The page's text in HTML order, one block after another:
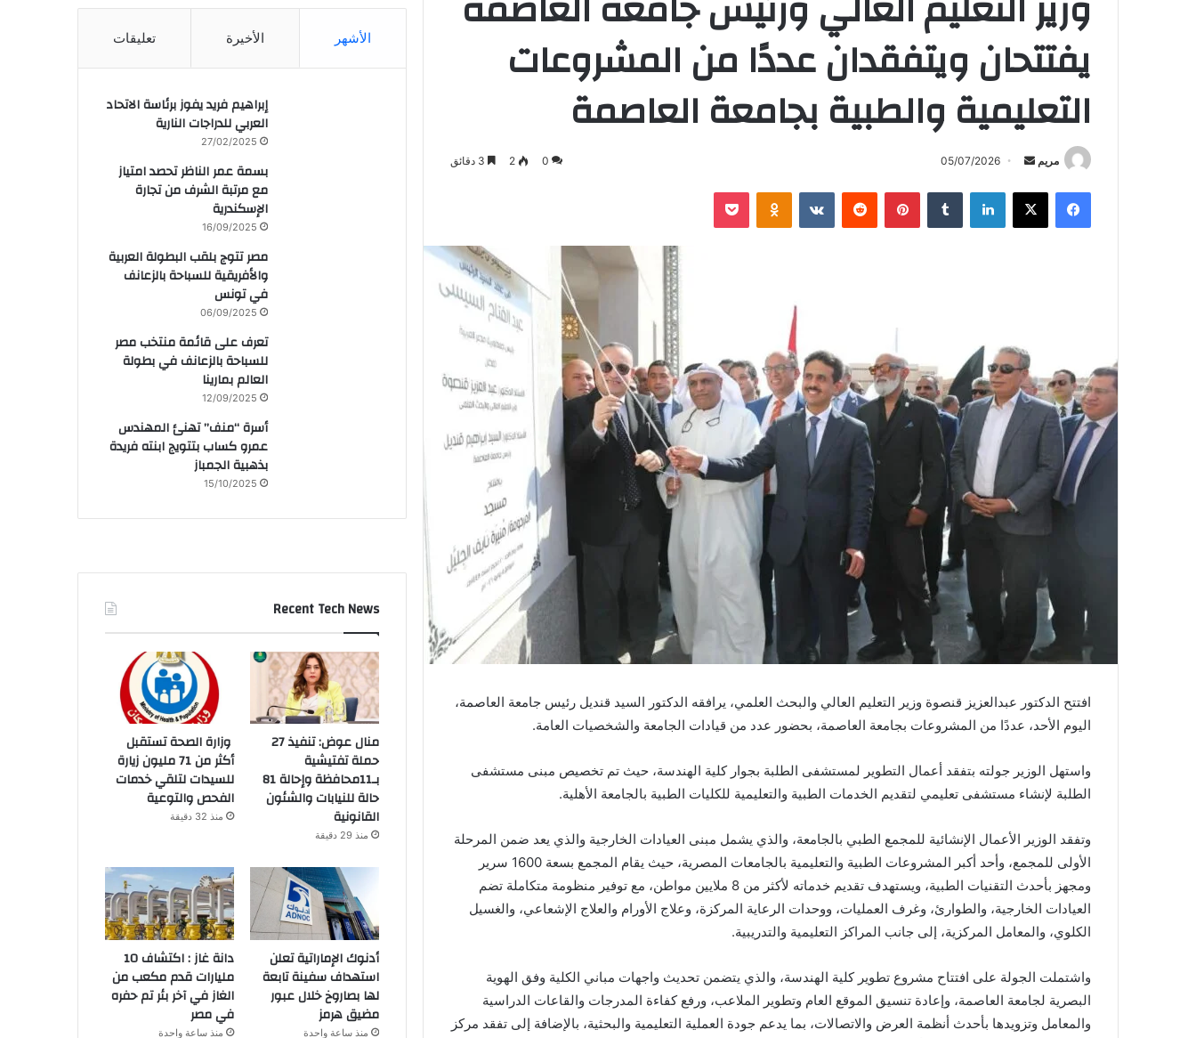
يفتتحان ويتفقدان عددًا من المشروعات
التعليمية والطبية بجامعة العاصمة
مريم
أرسل 05/07/2026
0
2
فيسبوك X لينكدإن بينتيريست Odnoklassniki
بوكيت
افتتح الدكتور عبدالعزيز قنصوة وزير التعليم العالي والبحث العلمي، يرافقه الدكتور السيد قنديل رئيس جامعة العاصمة،
اليوم الأحد، عددًا من المشروعات بجامعة العاصمة، بحضور عدد من قيادات الجامعة والشخصيات العامة.
واستهل الوزير جولته بتفقد أعمال التطوير لمستشفى الطلبة بجوار كلية الهندسة، حيث تم تخصيص مبنى مستشفى
الطلبة لإنشاء مستشفى تعليمي لتقديم الخدمات الطبية والتعليمية للكليات الطبية بالجامعة الأهلية.
وتفقد الوزير الأعمال الإنشائية للمجمع الطبي بالجامعة، والذي يشمل مبنى العيادات الخارجية والذي يعد ضمن المرحلة
الأولى للمجمع، وأحد أكبر المشروعات الطبية والتعليمية بالجامعات المصرية، حيث يقام المجمع بسعة 1600 سرير
ومجهز بأحدث التقنيات الطبية، ويستهدف تقديم خدماته لأكثر من 8 ملايين مواطن، مع توفير منظومة متكاملة تضم
العيادات الخارجية، والطوارئ، وغرف العمليات، ووحدات الرعاية المركزة، وعلاج الأورام والعلاج الإشعاعي، والغسيل
الكلوي، والمعامل المركزية، إلى جانب المراكز التعليمية والتدريبية.
واشتملت الجولة على افتتاح مشروع تطوير كلية الهندسة، والذي يتضمن تحديث واجهات مباني الكلية وفق الهوية
البصرية لجامعة العاصمة، وإعادة تنسيق الموقع العام وتطوير الملاعب، ورفع كفاءة المدرجات والقاعات الدراسية
والمعامل وتزويدها بأحدث أنظمة العرض والاتصالات، بما يدعم جودة العملية التعليمية والبحثية، بالإضافة إلى تفقد مركز
الأشهر الأخيرة تعليقات
إبراهيم فريد يفوز برئاسة الاتحاد
العربي للدراجات النارية
27/02/2025
بسمة عمر الناظر تحصد امتياز
مع مرتبة الشرف من تجارة
الإسكندرية
16/09/2025
مصر تتوج بلقب البطولة العربية
والأفريقية للسباحة بالزعانف
في تونس
06/09/2025
تعرف على قائمة منتخب مصر
للسباحة بالزعانف في بطولة
العالم بمارينا
12/09/2025
أسرة “منف” تهنئ المهندس
عمرو كساب بتتويج ابنته فريدة
بذهبية الجمباز
15/10/2025
Recent Tech News
منال عوض: تنفيذ 27
حملة تفتيشية
بـ11محافظة وإحالة 81
حالة للنيابات والشئون
القانونية
منذ 29 دقيقة
وزارة الصحة تستقبل
أكثر من 71 مليون زيارة
للسيدات لتلقي خدمات
الفحص والتوعية
منذ 32 دقيقة
أدنوك الإماراتية تعلن
استهداف سفينة تابعة
لها بصاروخ خلال عبور
مضيق هرمز
منذ ساعة واحدة
دانة غاز : اكتشاف 10
مليارات قدم مكعب من
الغاز في آخر بئر تم حفره
في مصر
منذ ساعة واحدة